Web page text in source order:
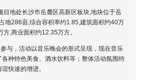
目地处长沙市岳麓区高新区板块,地块位于岳
地286亩,综合容积率约1.85,建筑面积约40万
,商业面积约12.35万方。
与，活动以音乐晚会的形式呈现，现在音乐
种特色美食、酒水饮料等；整体活动氛围特
快速的增进。